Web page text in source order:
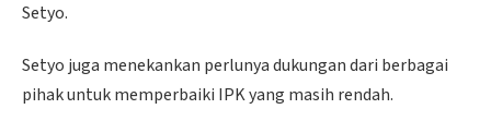
Setyo.
Setyo juga menekankan perlunya dukungan dari berbagai
pihak untuk memperbaiki IPK yang masih rendah.